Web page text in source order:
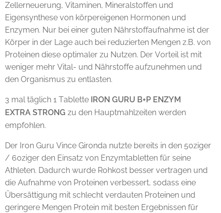
Zellerneuerung, Vitaminen, Mineralstoffen und
Eigensynthese von körpereigenen Hormonen und
Enzymen. Nur bei einer guten Nährstoffaufnahme ist der
Körper in der Lage auch bei reduzierten Mengen z.B. von
Proteinen diese optimaler zu Nutzen. Der Vorteil ist mit
weniger mehr Vital- und Nährstoffe aufzunehmen und
den Organismus zu entlasten.
3 mal täglich 1 Tablette IRON GURU B+P ENZYM
EXTRA STRONG zu den Hauptmahlzeiten werden
empfohlen.
Der Iron Guru Vince Gironda nutzte bereits in den 50ziger
/ 60ziger den Einsatz von Enzymtabletten für seine
Athleten. Dadurch wurde Rohkost besser vertragen und
die Aufnahme von Proteinen verbessert, sodass eine
Übersättigung mit schlecht verdauten Proteinen und
geringere Mengen Protein mit besten Ergebnissen für